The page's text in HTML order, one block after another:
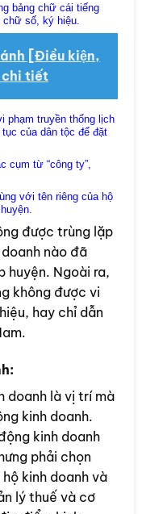
bảng chữ cái tiếng
số, ký hiệu.
[Điều kiện,
chi tiết
phạm truyền thống lịch
của dân tộc để đặt
cụm từ “công ty”,
với tên riêng của hộ
được trùng lặp
nào đã
huyện. Ngoài ra,
không được vi
hay chỉ dẫn
doanh là vị trí mà
kinh doanh.
kinh doanh
phải chọn
kinh doanh và
lý thuế và cơ